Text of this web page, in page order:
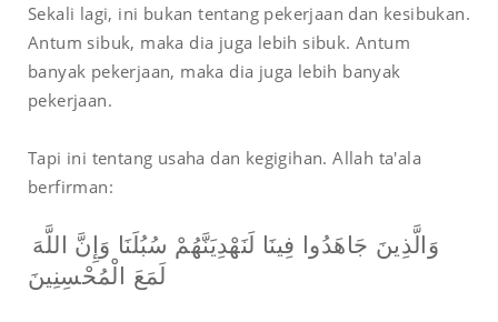
Sekali lagi, ini bukan tentang pekerjaan dan kesibukan.
Antum sibuk, maka dia juga lebih sibuk. Antum
banyak pekerjaan, maka dia juga lebih banyak
pekerjaan.
Tapi ini tentang usaha dan kegigihan. Allah ta'ala
berfirman:
وَالَّذِينَ جَاهَدُوا فِينَا لَنَهْدِيَنَّهُمْ سُبُلَنَا وَإِنَّ اللَّهَ
لَمَعَ الْمُحْسِنِينَ